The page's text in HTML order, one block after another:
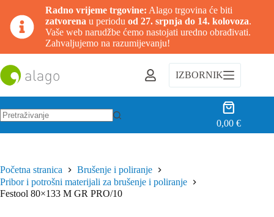
Radno vrijeme trgovine: Alago trgovina će biti
zatvorena u periodu od 27. srpnja do 14. kolovoza.
Vaše web narudžbe ćemo nastojati uredno obrađivati.
Zahvaljujemo na razumijevanju!
na
sadržaj
IZBORNIK
Košarica
0,00€
Početna stranica
Brušenje i poliranje
Pribor i potrošni materijali za brušenje i poliranje
Festool 80×133 M GR PRO/10